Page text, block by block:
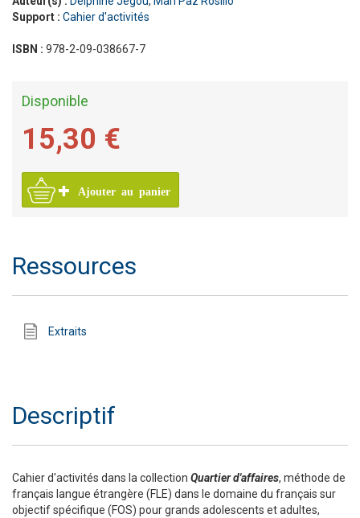
Support : Cahier d'activités
ISBN : 978-2-09-038667-7
Disponible
15,30 €
Ajouter au panier
Ressources
Extraits
Descriptif
Cahier d'activités dans la collection Quartier d'affaires, méthode de
français langue étrangère (FLE) dans le domaine du français sur
objectif spécifique (FOS) pour grands adolescents et adultes,